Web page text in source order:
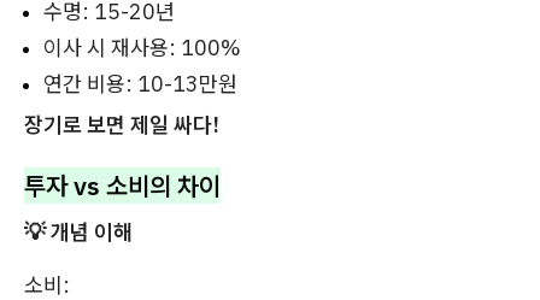
수명: 15-20년
이사 시 재사용: 100%
연간 비용: 10-13만원
장기로 보면 제일 싸다!
투자 vs 소비의 차이
💡 개념 이해
소비: